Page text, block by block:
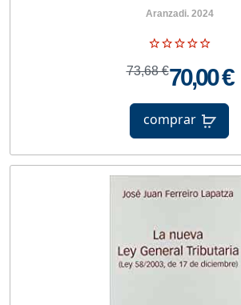
Aranzadi. 2024
73,68 €70,00 €
comprar